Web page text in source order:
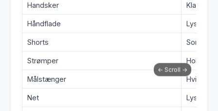
Handsker Klar grøn
Håndflade Lysegrå
Shorts Sort
Strømper Holdfarve
Målstænger Hvid
Net Lysegrå